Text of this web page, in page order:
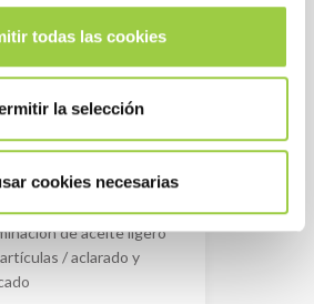
todas las cookies
la selección
cookies necesarias
7100
de aceite ligero
/ aclarado y